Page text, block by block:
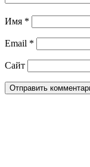
Имя *
Email *
Сайт